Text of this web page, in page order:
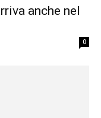
anche nel
0